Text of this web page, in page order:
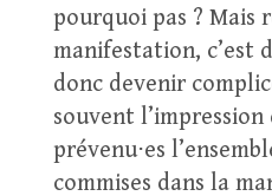
pourquoi pas ? Mais
manifestation, c’est
donc devenir
souvent
prévenu⋅es
commises dans la